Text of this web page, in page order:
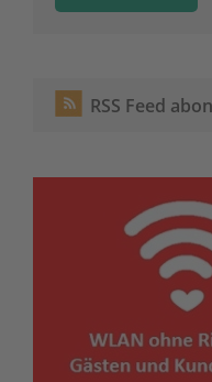
RSS Feed